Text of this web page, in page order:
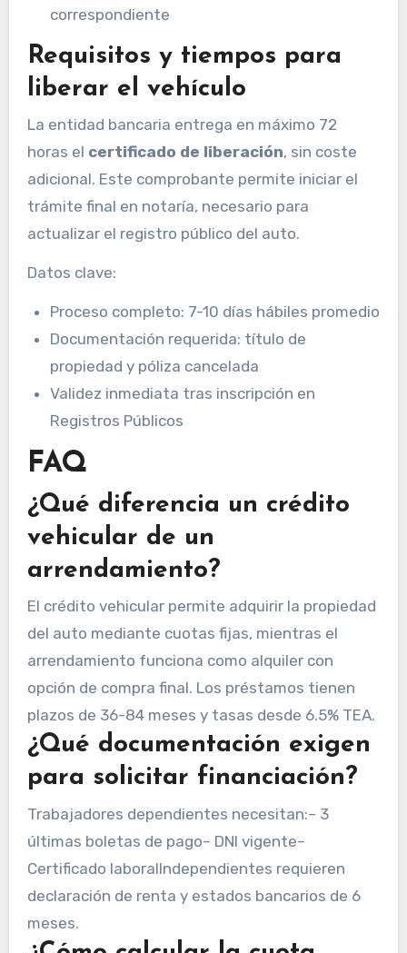
correspondiente
Requisitos y tiempos para
liberar el vehículo
La entidad bancaria entrega en máximo 72
horas el certificado de liberación, sin coste
adicional. Este comprobante permite iniciar el
trámite final en notaría, necesario para
actualizar el registro público del auto.
Datos clave:
Proceso completo: 7-10 días hábiles promedio
Documentación requerida: título de
propiedad y póliza cancelada
Validez inmediata tras inscripción en
Registros Públicos
FAQ
¿Qué diferencia un crédito
vehicular de un
arrendamiento?
El crédito vehicular permite adquirir la propiedad
del auto mediante cuotas fijas, mientras el
arrendamiento funciona como alquiler con
opción de compra final. Los préstamos tienen
plazos de 36-84 meses y tasas desde 6.5% TEA.
¿Qué documentación exigen
para solicitar financiación?
Trabajadores dependientes necesitan:– 3
últimas boletas de pago– DNI vigente–
Certificado laboralIndependientes requieren
declaración de renta y estados bancarios de 6
meses.